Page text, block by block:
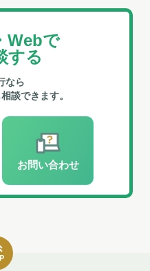
Webで
する
なら
談できます。
お問い合わせ